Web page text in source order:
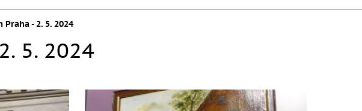
- 2. 5. 2024
5. 2024